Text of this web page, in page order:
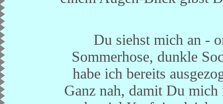
Du siehst mich an -
Sommerhose, dunkle
habe ich bereits
Ganz nah, damit Du